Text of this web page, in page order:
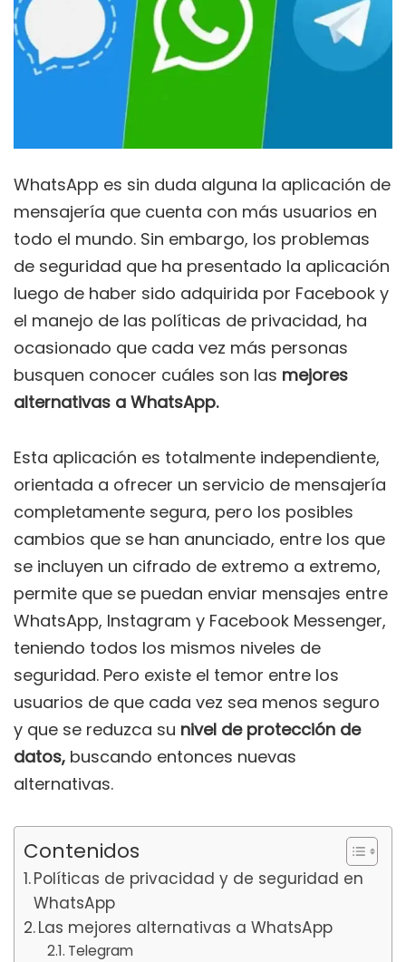
WhatsApp es sin duda alguna la aplicación de
mensajería que cuenta con más usuarios en
todo el mundo. Sin embargo, los problemas
de seguridad que ha presentado la aplicación
luego de haber sido adquirida por Facebook y
el manejo de las políticas de privacidad, ha
ocasionado que cada vez más personas
busquen conocer cuáles son las mejores
alternativas a WhatsApp.
Esta aplicación es totalmente independiente,
orientada a ofrecer un servicio de mensajería
completamente segura, pero los posibles
cambios que se han anunciado, entre los que
se incluyen un cifrado de extremo a extremo,
permite que se puedan enviar mensajes entre
WhatsApp, Instagram y Facebook Messenger,
teniendo todos los mismos niveles de
seguridad. Pero existe el temor entre los
usuarios de que cada vez sea menos seguro
y que se reduzca su nivel de protección de
datos, buscando entonces nuevas
alternativas.
Contenidos
Políticas de privacidad y de seguridad en
WhatsApp
Las mejores alternativas a WhatsApp
Telegram